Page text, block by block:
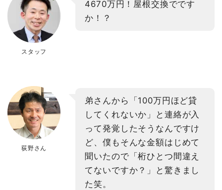
スタッフ
4670万円！屋根交換でです
か！？
荻野さん
弟さんから「100万円ほど貸
してくれないか」と連絡が入
って発覚したそうなんですけ
ど、僕もそんな金額はじめて
聞いたので「桁ひとつ間違え
てないですか？」と驚きまし
た笑。